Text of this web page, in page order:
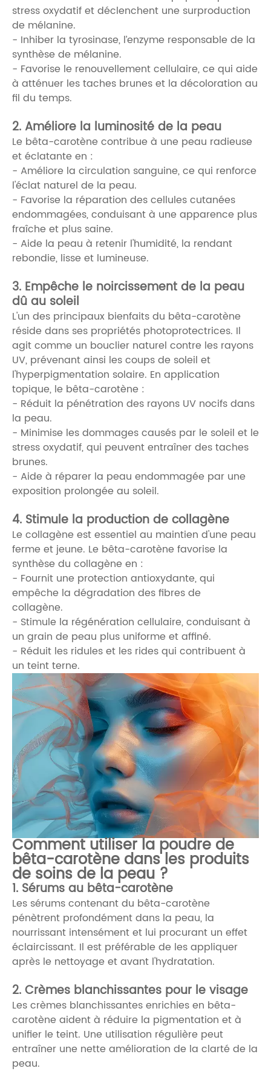
stress oxydatif et déclenchent une surproduction
de mélanine.
- Inhiber la tyrosinase, l’enzyme responsable de la
synthèse de mélanine.
- Favorise le renouvellement cellulaire, ce qui aide
à atténuer les taches brunes et la décoloration au
fil du temps.
2. Améliore la luminosité de la peau
Le bêta-carotène contribue à une peau radieuse
et éclatante en :
- Améliore la circulation sanguine, ce qui renforce
l'éclat naturel de la peau.
- Favorise la réparation des cellules cutanées
endommagées, conduisant à une apparence plus
fraîche et plus saine.
- Aide la peau à retenir l'humidité, la rendant
rebondie, lisse et lumineuse.
3. Empêche le noircissement de la peau
dû au soleil
L'un des principaux bienfaits du bêta-carotène
réside dans ses propriétés photoprotectrices. Il
agit comme un bouclier naturel contre les rayons
UV, prévenant ainsi les coups de soleil et
l'hyperpigmentation solaire. En application
topique, le bêta-carotène :
- Réduit la pénétration des rayons UV nocifs dans
la peau.
- Minimise les dommages causés par le soleil et le
stress oxydatif, qui peuvent entraîner des taches
brunes.
- Aide à réparer la peau endommagée par une
exposition prolongée au soleil.
4. Stimule la production de collagène
Le collagène est essentiel au maintien d'une peau
ferme et jeune. Le bêta-carotène favorise la
synthèse du collagène en :
- Fournit une protection antioxydante, qui
empêche la dégradation des fibres de
collagène.
- Stimule la régénération cellulaire, conduisant à
un grain de peau plus uniforme et affiné.
- Réduit les ridules et les rides qui contribuent à
un teint terne.
Comment utiliser la poudre de
bêta-carotène dans les produits
de soins de la peau ?
1. Sérums au bêta-carotène
Les sérums contenant du bêta-carotène
pénètrent profondément dans la peau, la
nourrissant intensément et lui procurant un effet
éclaircissant. Il est préférable de les appliquer
après le nettoyage et avant l'hydratation.
2. Crèmes blanchissantes pour le visage
Les crèmes blanchissantes enrichies en bêta-
carotène aident à réduire la pigmentation et à
unifier le teint. Une utilisation régulière peut
entraîner une nette amélioration de la clarté de la
peau.